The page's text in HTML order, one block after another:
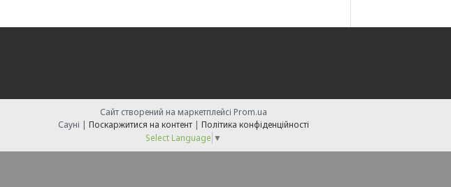
Сайт створений на маркетплейсі Prom.ua
Сауні | Поскаржитися на контент | Політика конфіденційності
Select Language ▼